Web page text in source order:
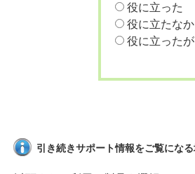
役に立った
役に立たな
役に立った
引き続きサポート情報をご覧になる